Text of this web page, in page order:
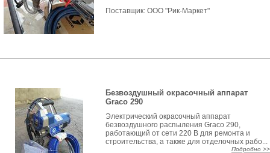
Поставщик: ООО "Рик-Маркет"
Безвоздушный окрасочный аппарат
Graco 290
Электрический окрасочный аппарат
безвоздушного распыления Graco 290,
работающий от сети 220 В для ремонта и
строительства, а также для отделочных рабо...
Подробно >>